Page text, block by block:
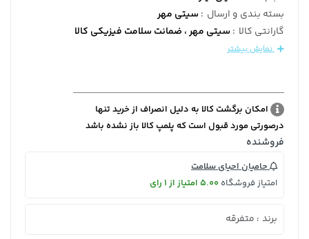
بسته بندی و ارسال :سیتی مهر
گارانتی کالا :سیتی مهر ، ضمانت سلامت فیزیکی کالا
نمایش بیشتر
امکان برگشت کالا به دلیل انصراف از خرید تنها
درصورتی مورد قبول است که پلمپ کالا باز نشده باشد
فروشنده
حامیان احیای سلامت
امتیاز فروشگاه 5.00 امتیاز از 1 رای
برند : متفرقه